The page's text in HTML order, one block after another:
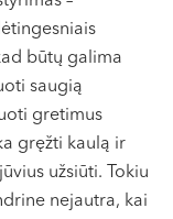
būtų galima
saugią
gretimus
gręžti kaulą ir
užsiūti. Tokiu
nejautra, kai